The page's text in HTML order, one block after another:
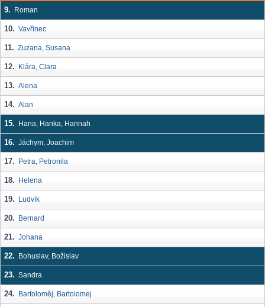
9. Roman
10. Vavřinec
11. Zuzana, Susana
12. Klára, Clara
13. Alena
14. Alan
15. Hana, Hanka, Hannah
16. Jáchym, Joachim
17. Petra, Petronila
18. Helena
19. Ludvík
20. Bernard
21. Johana
22. Bohuslav, Božislav
23. Sandra
24. Bartoloměj, Bartolomej